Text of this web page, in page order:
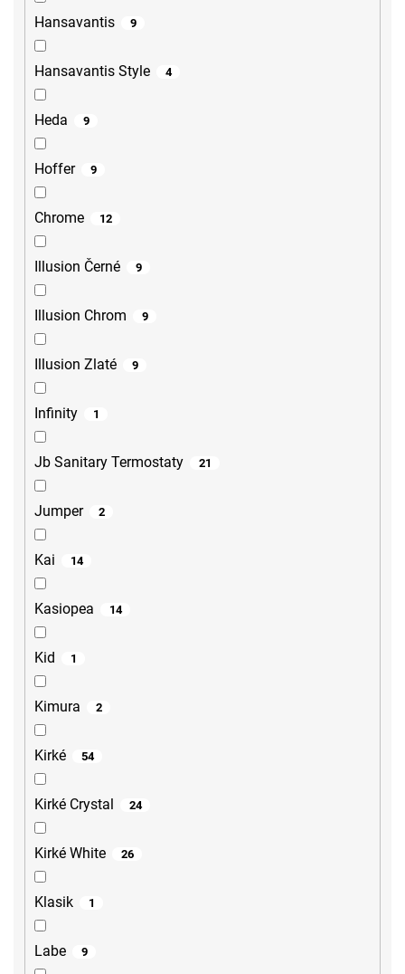
Hansavantis 9
Hansavantis Style 4
Heda 9
Hoffer 9
Chrome 12
Illusion Černé 9
Illusion Chrom 9
Illusion Zlaté 9
Infinity 1
Jb Sanitary Termostaty 21
Jumper 2
Kai 14
Kasiopea 14
Kid 1
Kimura 2
Kirké 54
Kirké Crystal 24
Kirké White 26
Klasik 1
Labe 9